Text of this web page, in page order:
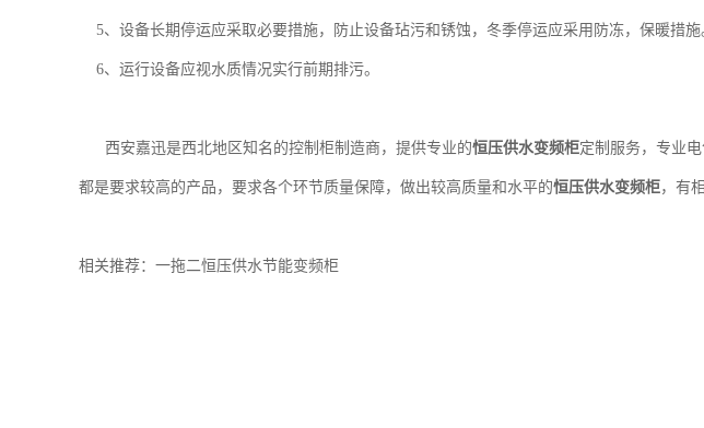
5、设备长期停运应采取必要措施，防止设备玷污和锈蚀，冬季停运应采用防冻，保暖措施
6、运行设备应视水质情况实行前期排污。
西安嘉迅是西北地区知名的控制柜制造商，提供专业的恒压供水变频柜定制服务，专业
都是要求较高的产品，要求各个环节质量保障，做出较高质量和水平的恒压供水变频柜，有
相关推荐：一拖二恒压供水节能变频柜